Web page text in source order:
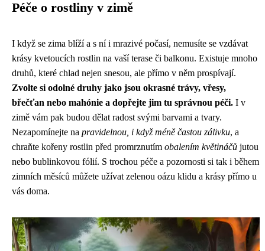
Péče o rostliny v zimě
I když se zima blíží a s ní i mrazivé počasí, nemusíte se vzdávat
krásy kvetoucích rostlin na vaší terase či balkonu. Existuje mnoho
druhů, které chlad nejen snesou, ale přímo v něm prospívají.
Zvolte si odolné druhy jako jsou okrasné trávy, vřesy,
břečťan nebo mahónie a dopřejte jim tu správnou péči. I v
zimě vám pak budou dělat radost svými barvami a tvary.
Nezapomínejte na pravidelnou, i když méně častou zálivku, a
chraňte kořeny rostlin před promrznutím obalením květináčů jutou
nebo bublinkovou fólií. S trochou péče a pozornosti si tak i během
zimních měsíců můžete užívat zelenou oázu klidu a krásy přímo u
vás doma.